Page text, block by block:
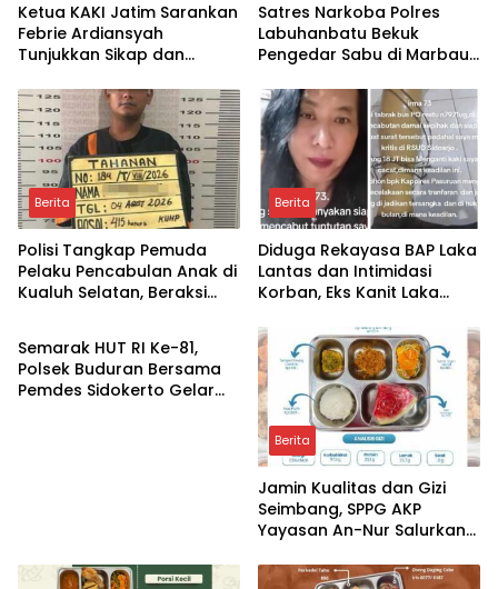
Ketua KAKI Jatim Sarankan
Febrie Ardiansyah
Tunjukkan Sikap dan
Bukan Ajukan Praperadilan
Satres Narkoba Polres
Labuhanbatu Bekuk
Pengedar Sabu di Marbau,
Berita
Polisi Tangkap Pemuda
Pelaku Pencabulan Anak di
Kualuh Selatan, Beraksi
Berita
Diduga Rekayasa BAP Laka
Lantas dan Intimidasi
Korban, Eks Kanit Laka
Dilaporkan ke Propam
Polda Jatim
Berita
Semarak HUT RI Ke-81,
Polsek Buduran Bersama
Pemdes Sidokerto Gelar
Berita
Jamin Kualitas dan Gizi
Seimbang, SPPG AKP
Yayasan An-Nur Salurkan
di Perawang